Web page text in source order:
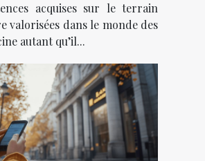
acquises sur le terrain
valorisées dans le monde des
autant qu’il...